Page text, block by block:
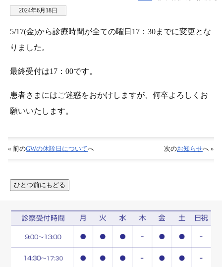
2024年6月18日
5/17(金)から診療時間が全ての曜日17：30までに変更とな
りました。
最終受付は17：00です。
患者さまにはご迷惑をおかけしますが、何卒よろしくお
願いいたします。
« 前のGWの休診日についてへ 次のお知らせへ »